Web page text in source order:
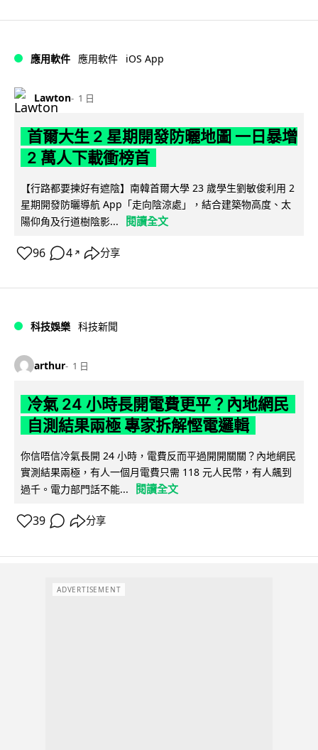
應用軟件 應用軟件 iOS App
Lawton 1 日
首爾大生 2 星期開發防曬地圖 一日暴增
2 萬人下載衝榜首
【行路都要揀好有遮陰】南韓首爾大學 23 歲學生劉敏俊利用 2
星期開發防曬導航 App「走向陰涼處」，結合建築物高度、太
陽仰角及行道樹陰影...
閱讀全文
96 4 ↗ 分享
科技娛樂 科技新聞
arthur 1 日
冷氣 24 小時長開電費更平？內地網民
自測結果兩極 專家拆解慳電邏輯
你信唔信冷氣長開 24 小時，電費反而平過開開關關？內地網民
實測結果兩極，有人一個月電費只需 118 元人民幣，有人飆到
過千。電力部門話不能...
閱讀全文
39 分享
ADVERTISEMENT